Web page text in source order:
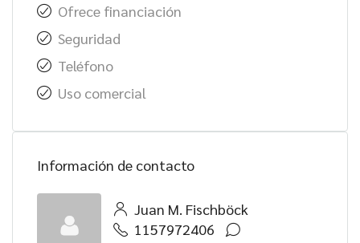
Ofrece financiación
Seguridad
Teléfono
Uso comercial
Información de contacto
Juan M. Fischböck
1157972406